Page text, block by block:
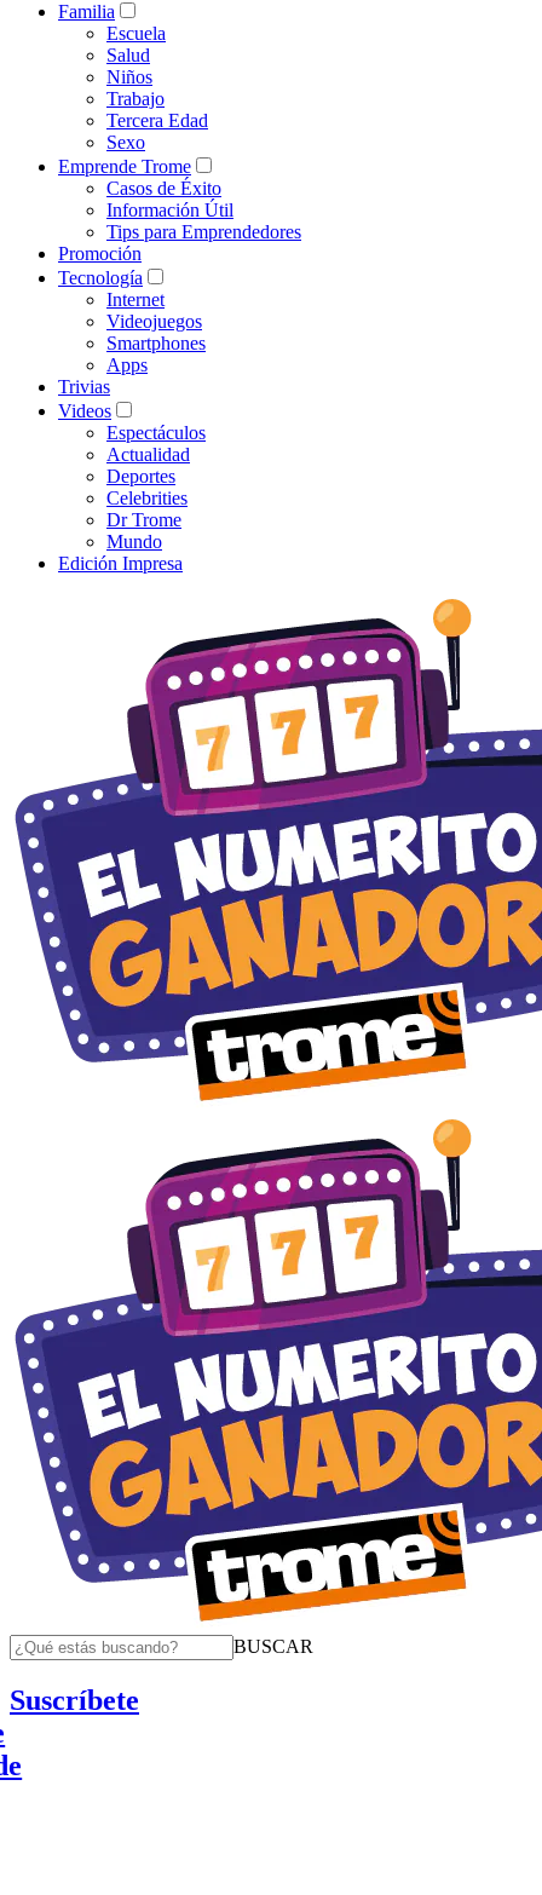
Familia
Escuela
Salud
Niños
Trabajo
Tercera Edad
Sexo
Emprende Trome
Casos de Éxito
Información Útil
Tips para Emprendedores
Promoción
Tecnología
Internet
Videojuegos
Smartphones
Apps
Trivias
Videos
Espectáculos
Actualidad
Deportes
Celebrities
Dr Trome
Mundo
Edición Impresa
BUSCAR
Suscríbete